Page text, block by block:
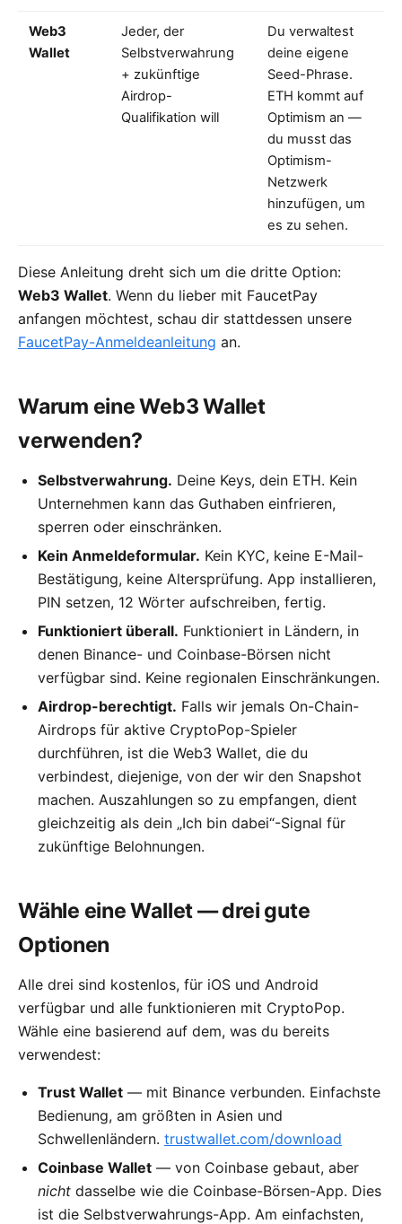
Web3
Wallet
Jeder, der
Selbstverwahrung
+ zukünftige
Airdrop-
Qualifikation will
Du verwaltest
deine eigene
Seed-Phrase.
ETH kommt auf
Optimism an —
du musst das
Optimism-
Netzwerk
hinzufügen, um
es zu sehen.
Diese Anleitung dreht sich um die dritte Option:
Web3 Wallet. Wenn du lieber mit FaucetPay
anfangen möchtest, schau dir stattdessen unsere
FaucetPay-Anmeldeanleitung an.
Warum eine Web3 Wallet
verwenden?
Selbstverwahrung. Deine Keys, dein ETH. Kein
Unternehmen kann das Guthaben einfrieren,
sperren oder einschränken.
Kein Anmeldeformular. Kein KYC, keine E-Mail-
Bestätigung, keine Altersprüfung. App installieren,
PIN setzen, 12 Wörter aufschreiben, fertig.
Funktioniert überall. Funktioniert in Ländern, in
denen Binance- und Coinbase-Börsen nicht
verfügbar sind. Keine regionalen Einschränkungen.
Airdrop-berechtigt. Falls wir jemals On-Chain-
Airdrops für aktive CryptoPop-Spieler
durchführen, ist die Web3 Wallet, die du
verbindest, diejenige, von der wir den Snapshot
machen. Auszahlungen so zu empfangen, dient
gleichzeitig als dein „Ich bin dabei“-Signal für
zukünftige Belohnungen.
Wähle eine Wallet — drei gute
Optionen
Alle drei sind kostenlos, für iOS und Android
verfügbar und alle funktionieren mit CryptoPop.
Wähle eine basierend auf dem, was du bereits
verwendest:
Trust Wallet — mit Binance verbunden. Einfachste
Bedienung, am größten in Asien und
Schwellenländern. trustwallet.com/download
Coinbase Wallet — von Coinbase gebaut, aber
nicht dasselbe wie die Coinbase-Börsen-App. Dies
ist die Selbstverwahrungs-App. Am einfachsten,